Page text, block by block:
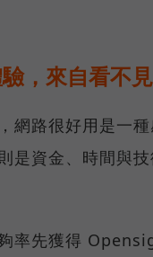
，來自看不
網路很好用是一
是資金、時間與
率先獲得